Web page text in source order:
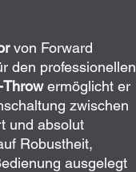
von Forward
den professionellen
Throwermöglicht er
zwischen
und absolut
Robustheit,
ausgelegt